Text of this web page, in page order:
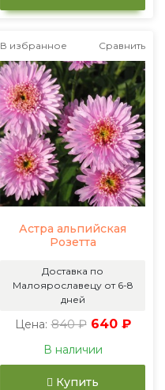
В избранное Сравнить
Астра альпийская
Розетта
Доставка по
Малоярославецу от 6-8
дней
Цена: 840 ₽ 640 ₽
В наличии
Купить